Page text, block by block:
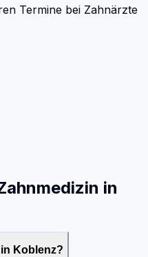
Termine bei Zahnärzte
in
Koblenz?